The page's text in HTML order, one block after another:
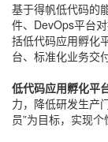
基于得帆低代码的
件、DevOps平台
括低代码应用孵化
台、标准化业务交
低代码应用孵化平台
力，降低研发生产
员”为目标，实现